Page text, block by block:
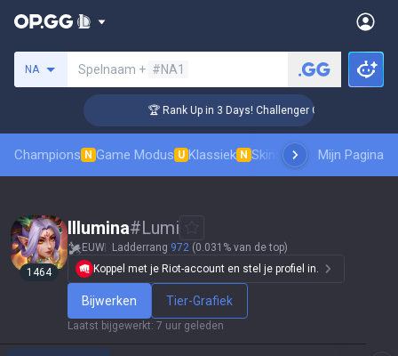
NA Spelnaam + #NA1
🏆 Rank Up in 3 Days! Challenger Coaching
Champions N Game Modus U Klassiek N SkinsranglijstMijn Pagina
1464
Illumina#Lumi
EUW Ladderrang 972 (0.031% van de top)
Koppel met je Riot-account en stel je profiel in.
Bijwerken Tier-Grafiek
Laatst bijgewerkt: 7 uur geleden